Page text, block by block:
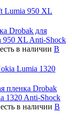
Lumia 950 XL
Drobak для
950 XL Anti-Shock
в наличии В
Lumia 1320
пленка Drobak
1320 Anti-Shock
в наличии В